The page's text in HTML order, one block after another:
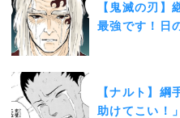
【鬼滅の刃】
最強です！日
【ナルト】綱
助けてこい